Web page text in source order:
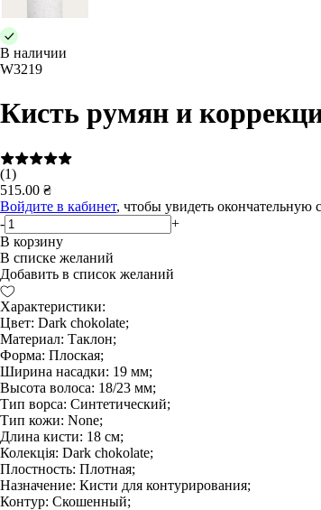
В наличии
W3219
Кисть румян и
(1)
515.00 ₴
Войдите в кабинет, чтобы увидеть окончательную
-
+
В корзину
В списке желаний
Добавить в список желаний
Характеристики:
Цвет: Dark chokolate;
Материал: Таклон;
Форма: Плоская;
Ширина насадки: 19 мм;
Высота волоса: 18/23 мм;
Тип ворса: Синтетический;
Тип кожи: None;
Длина кисти: 18 см;
Колекція: Dark chokolate;
Плостность: Плотная;
Назначение: Кисти для контурирования;
Контур: Скошенный;